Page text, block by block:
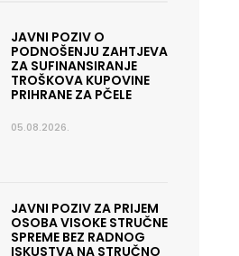
JAVNI POZIV O
PODNOŠENJU ZAHTJEVA
ZA SUFINANSIRANJE
TROŠKOVA KUPOVINE
PRIHRANE ZA PČELE
05.08.2026.
JAVNI POZIV ZA PRIJEM
OSOBA VISOKE STRUČNE
SPREME BEZ RADNOG
ISKUSTVA NA STRUČNO